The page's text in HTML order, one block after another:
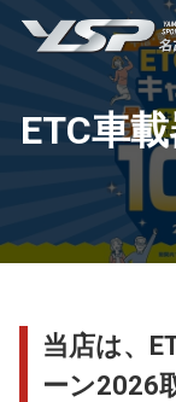
ETC車
当店は、
ーン2026